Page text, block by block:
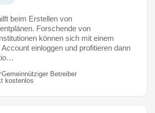
beim Erstellen von
Forschende von
können sich mit einem
einloggen und profitieren dann
Gemeinnütziger Betreiber
kostenlos